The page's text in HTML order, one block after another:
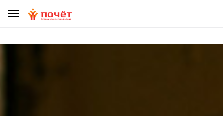
ЖЕРТВОЙ МОШЕННИКОВ